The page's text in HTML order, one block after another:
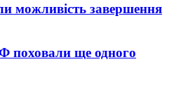
можливість завершення
поховали ще одного